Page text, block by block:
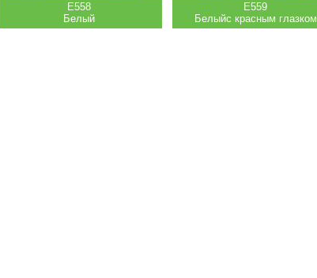
Е558
Белый
Е559
Белыйс красным глазком